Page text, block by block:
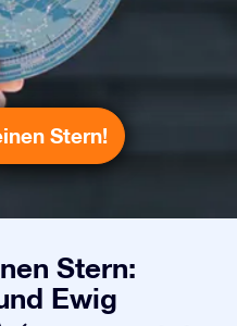
Stern!
Stern:
Ewig